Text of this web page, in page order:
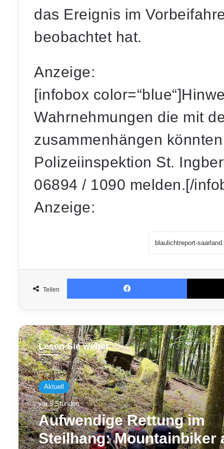
das Ereignis im
beobachtet hat.
Anzeige:
[infobox
Wahrnehmungen die mit
zusammenhängen
Polizeiinspektion St.
06894 / 1090 melden.[/
Anzeige:
Teilen
Facebook
Lesen Sie weiter
Aktuell
vor 5 Stunden
Aufwendige Rettung im
Steilhang: Mountainbiker